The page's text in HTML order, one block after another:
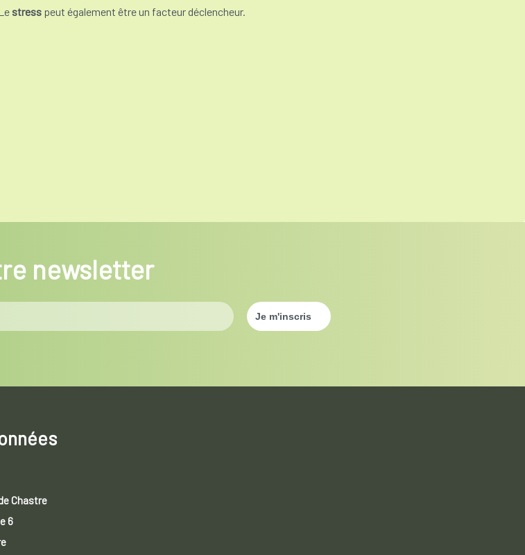
stresspeut également être un facteur déclencheur.
newsletter
Chastre
6